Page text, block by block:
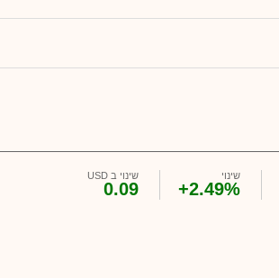
שינוי
+2.49%
שינוי ב USD
0.09